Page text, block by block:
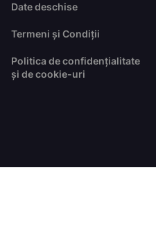
Date deschise
Termeni și Condiții
Politica de confidențialitate
și de cookie-uri